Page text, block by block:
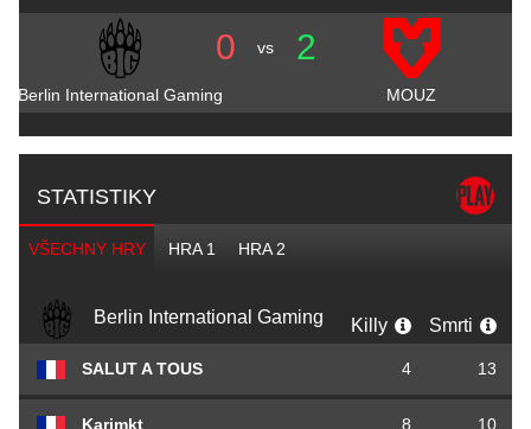
0 vs 2
Berlin International Gaming MOUZ
STATISTIKY
VŠECHNY HRY HRA 1 HRA 2
Berlin International Gaming Killy Smrti
SALUT A TOUS 4 13
Karimkt 8 10